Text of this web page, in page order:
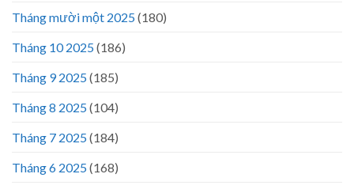
Tháng mười một 2025(180)
Tháng 10 2025(186)
Tháng 9 2025(185)
Tháng 8 2025(104)
Tháng 7 2025(184)
Tháng 6 2025(168)